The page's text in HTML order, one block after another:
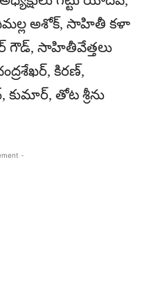
అశోక్, సాహితీ కళా
గౌడ్, సాహితీవేత్తలు
కిరణ్,
తోట శ్రీను
-